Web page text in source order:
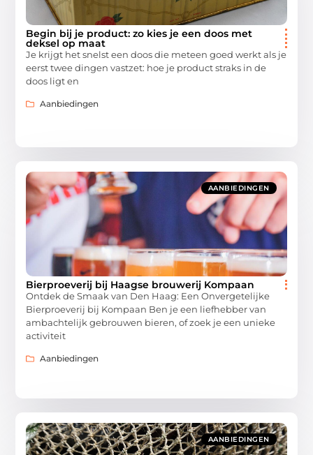
Begin bij je product: zo kies je een doos met
deksel op maat
Je krijgt het snelst een doos die meteen goed werkt als je
eerst twee dingen vastzet: hoe je product straks in de
doos ligt en
Aanbiedingen
AANBIEDINGEN
Bierproeverij bij Haagse brouwerij Kompaan
Ontdek de Smaak van Den Haag: Een Onvergetelijke
Bierproeverij bij Kompaan Ben je een liefhebber van
ambachtelijk gebrouwen bieren, of zoek je een unieke
activiteit
Aanbiedingen
AANBIEDINGEN